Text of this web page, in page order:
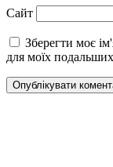
Сайт
Зберегти моє
для моїх